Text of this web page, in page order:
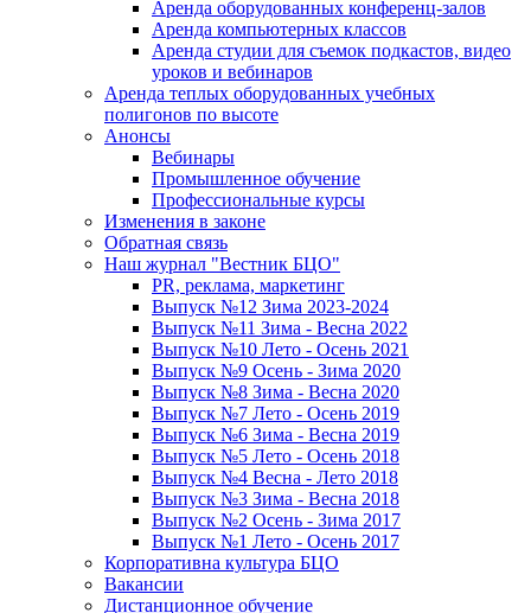
Аренда оборудованных конференц-залов
Аренда компьютерных классов
Аренда студии для съемок подкастов, видео
уроков и вебинаров
Аренда теплых оборудованных учебных
полигонов по высоте
Анонсы
Вебинары
Промышленное обучение
Профессиональные курсы
Изменения в законе
Обратная связь
Наш журнал "Вестник БЦО"
PR, реклама, маркетинг
Выпуск №12 Зима 2023-2024
Выпуск №11 Зима - Весна 2022
Выпуск №10 Лето - Осень 2021
Выпуск №9 Осень - Зима 2020
Выпуск №8 Зима - Весна 2020
Выпуск №7 Лето - Осень 2019
Выпуск №6 Зима - Весна 2019
Выпуск №5 Лето - Осень 2018
Выпуск №4 Весна - Лето 2018
Выпуск №3 Зима - Весна 2018
Выпуск №2 Осень - Зима 2017
Выпуск №1 Лето - Осень 2017
Корпоративна культура БЦО
Вакансии
Дистанционное обучение